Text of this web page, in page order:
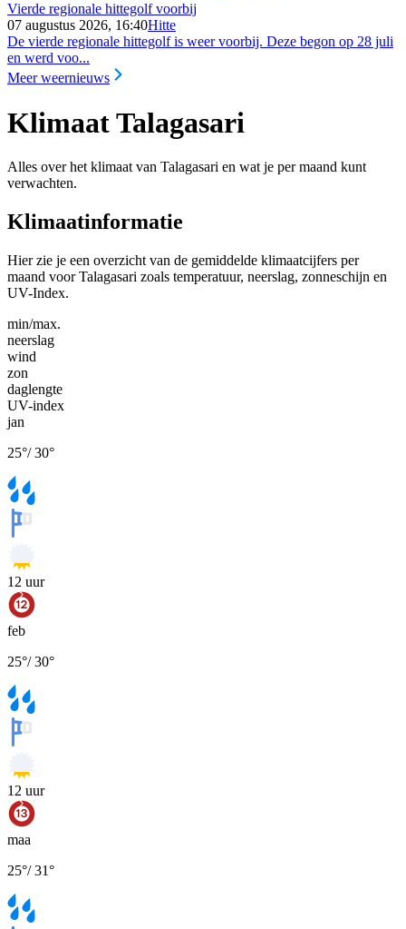
Vierde regionale hittegolf voorbij
07 augustus 2026, 16:40Hitte
De vierde regionale hittegolf is weer voorbij. Deze begon op 28 juli
en werd voo...
Meer weernieuws
Klimaat Talagasari
Alles over het klimaat van Talagasari en wat je per maand kunt
verwachten.
Klimaatinformatie
Hier zie je een overzicht van de gemiddelde klimaatcijfers per
maand voor Talagasari zoals temperatuur, neerslag, zonneschijn en
UV-Index.
min/max.
neerslag
wind
zon
daglengte
UV-index
jan
25°/30°
12 uur
feb
25°/30°
12 uur
maa
25°/31°